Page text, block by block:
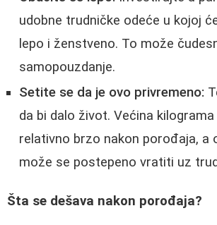
udobne trudničke odeće u kojoj
lepo i ženstveno. To može
samopouzdanje.
Setite se da je ovo privremeno:
da bi dalo život. Većina
relativno brzo nakon porođaja, a
može se postepeno vratiti uz
Šta se dešava nakon porođaja?